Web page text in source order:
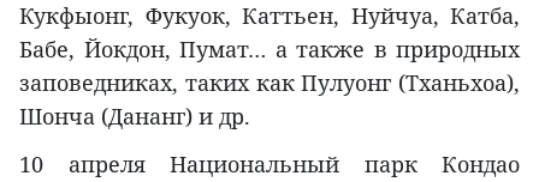
Кукфыонг, Фукуок, Каттьен, Нуйчуа, Катба,
Бабе, Йокдон, Пумат… а также в природных
заповедниках, таких как Пулуонг (Тханьхоа),
Шонча (Дананг) и др.
10 апреля Национальный парк Кондао